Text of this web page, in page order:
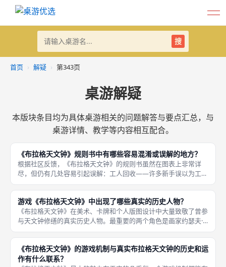
搜
首页 › 解疑 › 第343页
桌游解疑
本版块条目均为具体桌游相关的问题解答与要点汇总，与
桌游详情、教学等内容相互配合。
《布拉格天文钟》规则书中有哪些容易混淆或误解的地方？
根据社区反馈，《布拉格天文钟》的规则书虽然在图表上非常详
尽，但仍有几处容易引起误解：工人回收——许多新手误以为工人
可以像传统工放那样每轮自动归位，但实际上必须执行「跳过回
合」或依靠精密轨道等级，否则工人会一直占位。行动组合的绑定
——玩家容易
游戏《布拉格天文钟》中出现了哪些真实的历史人物？
《布拉格天文钟》在美术、卡牌和个人版图设计中大量致敬了曾参
与天文钟修缮的真实历史人物。最重要的两个角色是画家约瑟夫·
马内斯与雕塑家 Vojtěch Sucharda。 【雕塑家轨道】对应了
Vojtěch Sucharda，他曾在二战后为被
《布拉格天文钟》的游戏机制与真实布拉格天文钟的历史和运
作有什么联系？